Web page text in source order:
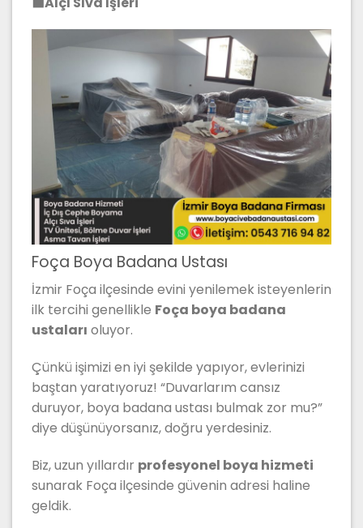
Foça Boya Badana Ustası
İzmir Foça ilçesinde evini yenilemek isteyenlerin
ilk tercihi genellikle Foça boya badana
ustaları oluyor.
Çünkü işimizi en iyi şekilde yapıyor, evlerinizi
baştan yaratıyoruz! “Duvarlarım cansız
duruyor, boya badana ustası bulmak zor mu?”
diye düşünüyorsanız, doğru yerdesiniz.
Biz, uzun yıllardır profesyonel boya hizmeti
sunarak Foça ilçesinde güvenin adresi haline
geldik.